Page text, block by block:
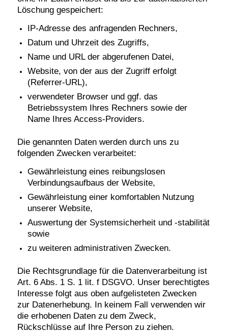
Löschung gespeichert:
IP-Adresse des anfragenden Rechners,
Datum und Uhrzeit des Zugriffs,
Name und URL der abgerufenen Datei,
Website, von der aus der Zugriff erfolgt
(Referrer-URL),
verwendeter Browser und ggf. das
Betriebssystem Ihres Rechners sowie der
Name Ihres Access-Providers.
Die genannten Daten werden durch uns zu
folgenden Zwecken verarbeitet:
Gewährleistung eines reibungslosen
Verbindungsaufbaus der Website,
Gewährleistung einer komfortablen Nutzung
unserer Website,
Auswertung der Systemsicherheit und -stabilität
sowie
zu weiteren administrativen Zwecken.
Die Rechtsgrundlage für die Datenverarbeitung ist
Art. 6 Abs. 1 S. 1 lit. f DSGVO. Unser berechtigtes
Interesse folgt aus oben aufgelisteten Zwecken
zur Datenerhebung. In keinem Fall verwenden wir
die erhobenen Daten zu dem Zweck,
Rückschlüsse auf Ihre Person zu ziehen.